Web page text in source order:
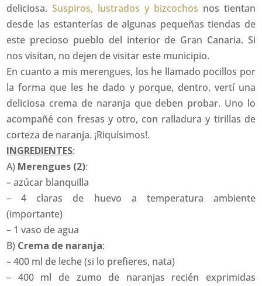
deliciosa.Suspiros, lustrados y bizcochos nos tientan
desde las estanterías de algunas pequeñas tiendas de
este precioso pueblo del interior de Gran Canaria. Si
nos visitan, no dejen de visitar este municipio.
En cuanto a mis merengues, los he llamado pocillos por
la forma que les he dado y porque, dentro, vertí una
deliciosa crema de naranja que deben probar. Uno lo
acompañé con fresas y otro, con ralladura y tirillas de
corteza de naranja. ¡Riquísimos!.
INGREDIENTES:
A) Merengues (2):
– azúcar blanquilla
– 4 claras de huevo a temperatura ambiente
(importante)
– 1 vaso de agua
B) Crema de naranja:
– 400 ml de leche (si lo prefieres, nata)
– 400 ml de zumo de naranjas recién exprimidas